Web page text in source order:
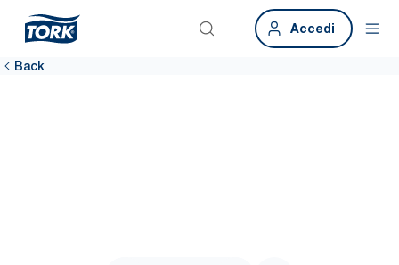
Accedi
Back